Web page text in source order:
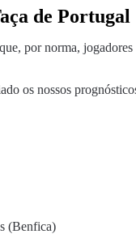
de Portugal
por norma,
os nossos
(Benfica)